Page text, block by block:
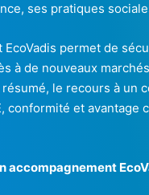
ses pratiques
EcoVadis permet de
à de nouveaux
le recours à un
conformité et avantage
accompagnement